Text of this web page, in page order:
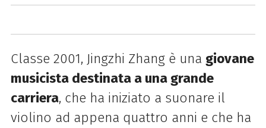
Classe 2001, Jingzhi Zhang è una giovane
musicista destinata a una grande
carriera, che ha iniziato a suonare il
violino ad appena quattro anni e che ha